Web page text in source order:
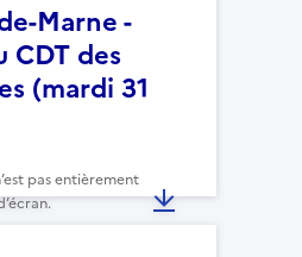
Marne -
CDT des
(mardi 31
pas entièrement